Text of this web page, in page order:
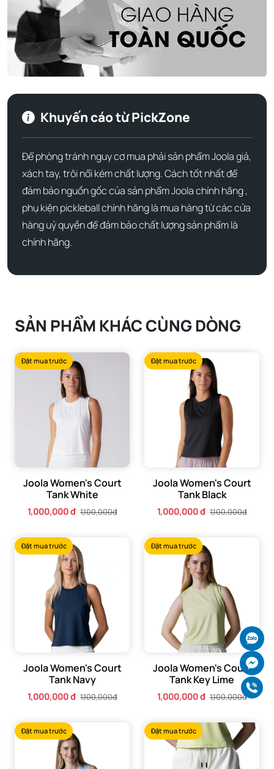
không lo vướng víu.
Thoải mái vượt trội:Váy ngoài được dệt 13 inch với
cạp quần dệt kim laimang lại sự thoải mái tối đa, ôm
vừa vặn mà không gây hằn hay khó chịu.
luôn cảm thấy khô ráo và dễ chịu ngay cả trong
những trận đấu kéo dài.
Chất liệu cao cấp:
Lớp vải ngoài: 90% Polyester 10% Spandex
Lớp lót: 82% Polyester 18% Spandex
Đảm bảo độ bền, co giãn tốt và giữ form sau nhiều lần
giặt.
Khuyến cáo từ PickZone
Để phòng tránh nguy cơ mua phải sản phẩm Joola giả,
xách tay, trôi nổi kém chất lượng. Cách tốt nhất để
đảm bảo nguồn gốc của sản phẩm Joola chính hãng ,
phụ kiện pickleball chính hãng là mua hàng từ các cửa
hàng uỷ quyền để đảm bảo chất lượng sản phẩm là
chính hãng.
SẢN PHẨM KHÁC CÙNG DÒNG
Đặt mua trước
Joola Women's Court
Tank White
1,000,000 đ 1,100,000đ
Đặt mua trước
Joola Women's Court
Tank Black
1,000,000 đ 1,100,000đ
Đặt mua trước
Joola Women's Court
Tank Navy
1,000,000 đ 1,100,000đ
Đặt mua trước
Joola Women's Court
Tank Key Lime
1,000,000 đ 1,100,000đ
Đặt mua trước Đặt mua trước